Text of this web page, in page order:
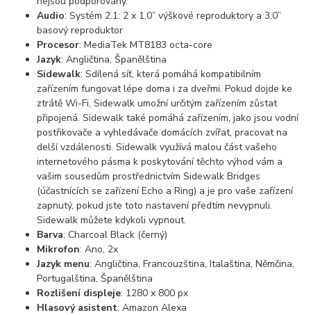
Audio: Systém 2.1: 2 x 1,0” výškové reproduktory a 3,0”
basový reproduktor
Procesor: MediaTek MT8183 octa-core
Jazyk: Angličtina, Španělština
Sidewalk: Sdílená síť, která pomáhá kompatibilním
zařízením fungovat lépe doma i za dveřmi. Pokud dojde ke
ztrátě Wi-Fi, Sidewalk umožní určitým zařízením zůstat
připojená. Sidewalk také pomáhá zařízením, jako jsou vodní
postřikovače a vyhledávače domácích zvířat, pracovat na
delší vzdálenosti. Sidewalk využívá malou část vašeho
internetového pásma k poskytování těchto výhod vám a
vašim sousedům prostřednictvím Sidewalk Bridges
(účastnících se zařízení Echo a Ring) a je pro vaše zařízení
zapnutý, pokud jste toto nastavení předtím nevypnuli.
Sidewalk můžete kdykoli vypnout.
Barva: Charcoal Black (černý)
Mikrofon: Ano, 2x
Jazyk menu: Angličtina, Francouzština, Italaština, Němčina,
Portugalština, Španělština
Rozlišení displeje: 1280 x 800 px
Hlasový asistent: Amazon Alexa